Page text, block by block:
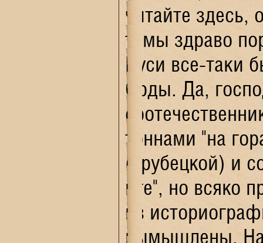
читайте здесь,
темы здраво
Руси все-таки
Орды. Да,
тоннами "на
(Трубецкой) и
иге", но всяко
из
вымышлены.